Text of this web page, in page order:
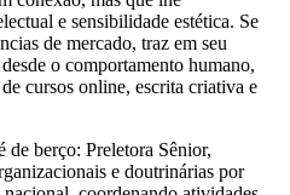
e sensibilidade estética. Se
de mercado, traz em seu
o comportamento humano,
cursos online, escrita criativa e
berço: Preletora Sênior,
e doutrinárias por